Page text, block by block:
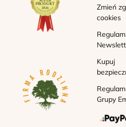
Zmień
cookies
Kupuj
Grupy